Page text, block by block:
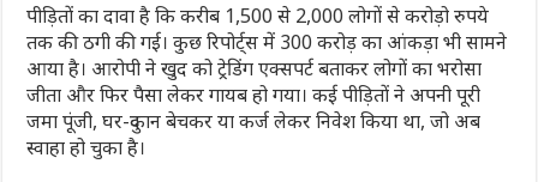
पीड़ितों का दावा है कि करीब 1,500 से 2,000 लोगों से करोड़ो रुपये
तक की ठगी की गई। कुछ रिपोर्ट्स में 300 करोड़ का आंकड़ा भी सामने
आया है। आरोपी ने खुद को ट्रेडिंग एक्सपर्ट बताकर लोगों का भरोसा
जीता और फिर पैसा लेकर गायब हो गया। कई पीड़ितों ने अपनी पूरी
जमा पूंजी, घर-दुकान बेचकर या कर्ज लेकर निवेश किया था, जो अब
स्वाहा हो चुका है।